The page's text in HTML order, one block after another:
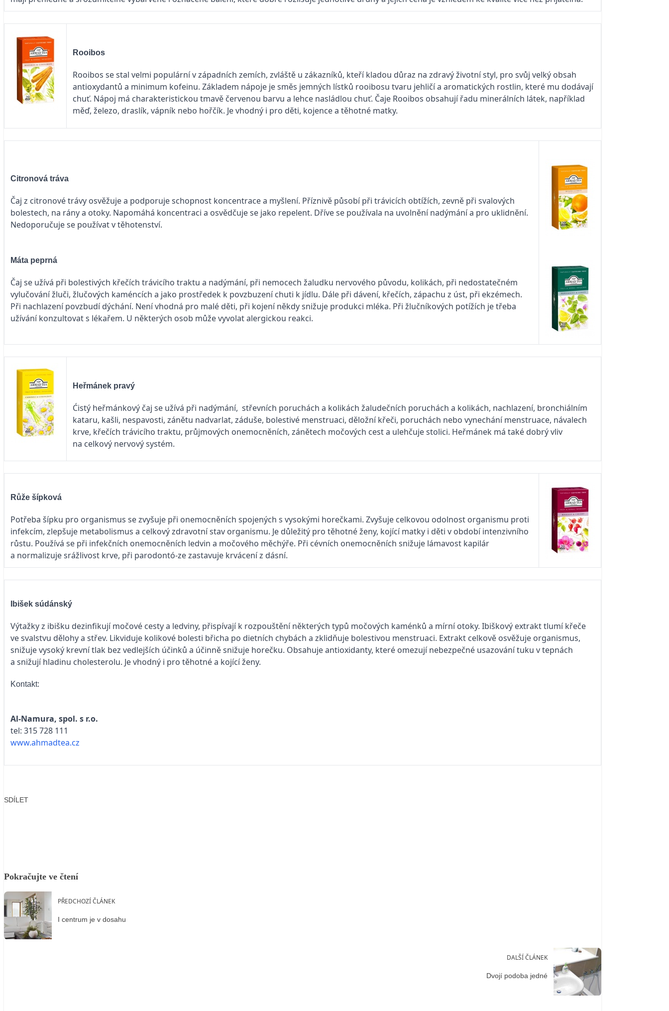
Rooibos
Rooibos se stal velmi populární v západních zemích, zvláště u zákazníků, kteří kladou důraz na zdravý životní styl, pro svůj velký obsah
antioxydantů a minimum kofeinu. Základem nápoje je směs jemných lístků rooibosu tvaru jehličí a aromatických rostlin, které mu dodávají
chuť. Nápoj má charakteristickou tmavě červenou barvu a lehce nasládlou chuť. Čaje Rooibos obsahují řadu minerálních látek, například
měď, železo, draslík, vápník nebo hořčík. Je vhodný i pro děti, kojence a těhotné matky.
Citronová tráva
Čaj z citronové trávy osvěžuje a podporuje schopnost koncentrace a myšlení. Příznivě působí při trávicích obtížích, zevně při svalových
bolestech, na rány a otoky. Napomáhá koncentraci a osvědčuje se jako repelent. Dříve se používala na uvolnění nadýmání a pro uklidnění.
Nedoporučuje se používat v těhotenství.
Máta peprná
Čaj se užívá při bolestivých křečích trávicího traktu a nadýmání, při nemocech žaludku nervového původu, kolikách, při nedostatečném
vylučování žluči, žlučových kaméncích a jako prostředek k povzbuzení chuti k jídlu. Dále při dávení, křečích, zápachu z úst, při ekzémech.
Při nachlazení povzbudí dýchání. Není vhodná pro malé děti, při kojení někdy snižuje produkci mléka. Při žlučníkových potížích je třeba
užívání konzultovat s lékařem. U některých osob může vyvolat alergickou reakci.
Heřmánek pravý
Ćistý heřmánkový čaj se užívá při nadýmání, střevních poruchách a kolikách žaludečních poruchách a kolikách, nachlazení, bronchiálním
kataru, kašli, nespavosti, zánětu nadvarlat, záduše, bolestivé menstruaci, děložní křeči, poruchách nebo vynechání menstruace, návalech
krve, křečích trávicího traktu, průjmových onemocněních, zánětech močových cest a ulehčuje stolici. Heřmánek má také dobrý vliv
na celkový nervový systém.
Růže šípková
Potřeba šípku pro organismus se zvyšuje při onemocněních spojených s vysokými horečkami. Zvyšuje celkovou odolnost organismu proti
infekcím, zlepšuje metabolismus a celkový zdravotní stav organismu. Je důležitý pro těhotné ženy, kojící matky i děti v období intenzivního
růstu. Používá se při infekčních onemocněních ledvin a močového měchýře. Při cévních onemocněních snižuje lámavost kapilár
a normalizuje srážlivost krve, při parodontó-ze zastavuje krvácení z dásní.
Ibišek súdánský
Výtažky z ibišku dezinfikují močové cesty a ledviny, přispívají k rozpouštění některých typů močových kaménků a mírní otoky. Ibiškový extrakt tlumí křeče
ve svalstvu dělohy a střev. Likviduje kolikové bolesti břicha po dietních chybách a zklidňuje bolestivou menstruaci. Extrakt celkově osvěžuje organismus,
snižuje vysoký krevní tlak bez vedlejších účinků a účinně snižuje horečku. Obsahuje antioxidanty, které omezují nebezpečné usazování tuku v tepnách
a snižují hladinu cholesterolu. Je vhodný i pro těhotné a kojící ženy.
Kontakt:
Al-Namura, spol. s r.o.
tel: 315 728 111
www.ahmadtea.cz
SDÍLET
Pokračujte ve čtení
PŘEDCHOZÍ ČLÁNEK
I centrum je v dosahu
DALŠÍ ČLÁNEK
Dvojí podoba jedné